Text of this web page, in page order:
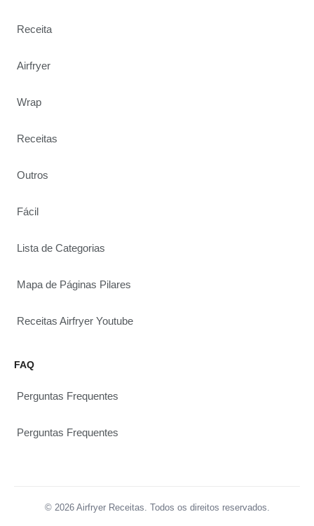
Receita
Airfryer
Wrap
Receitas
Outros
Fácil
Lista de Categorias
Mapa de Páginas Pilares
Receitas Airfryer Youtube
FAQ
Perguntas Frequentes
Perguntas Frequentes
© 2026 Airfryer Receitas. Todos os direitos reservados.